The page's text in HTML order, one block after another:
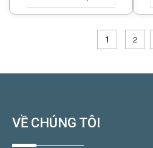
1 2
VỀ CHÚNG TÔI